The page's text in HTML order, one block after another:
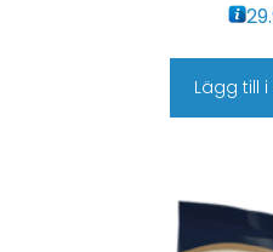
Lägg till